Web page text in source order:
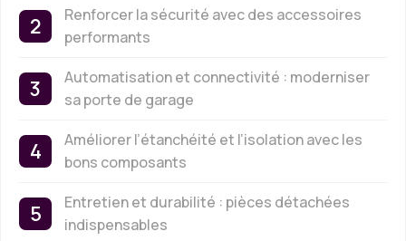
Renforcer la sécurité avec des accessoires
performants
Automatisation et connectivité : moderniser
sa porte de garage
Améliorer l’étanchéité et l’isolation avec les
bons composants
Entretien et durabilité : pièces détachées
indispensables